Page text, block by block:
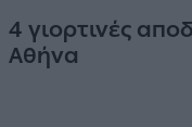
4 γιορτινές
Αθήνα